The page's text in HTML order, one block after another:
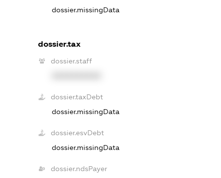
dossier.missingData
dossier.tax
dossier.staff
dossier.taxDebt
dossier.missingData
dossier.esvDebt
dossier.missingData
dossier.ndsPayer